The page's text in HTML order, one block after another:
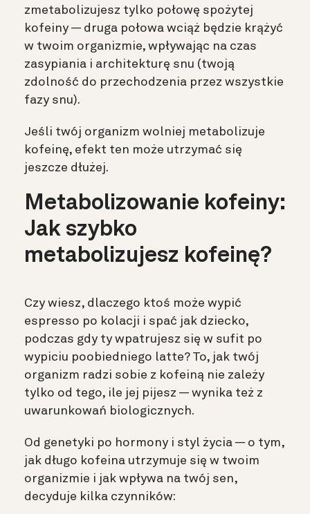
zmetabolizujesz tylko połowę spożytej
kofeiny — druga połowa wciąż będzie krążyć
w twoim organizmie, wpływając na czas
zasypiania i architekturę snu (twoją
zdolność do przechodzenia przez wszystkie
fazy snu).
Jeśli twój organizm wolniej metabolizuje
kofeinę, efekt ten może utrzymać się
jeszcze dłużej.
Metabolizowanie kofeiny:
Jak szybko
metabolizujesz kofeinę?
Czy wiesz, dlaczego ktoś może wypić
espresso po kolacji i spać jak dziecko,
podczas gdy ty wpatrujesz się w sufit po
wypiciu poobiedniego latte? To, jak twój
organizm radzi sobie z kofeiną nie zależy
tylko od tego, ile jej pijesz — wynika też z
uwarunkowań biologicznych.
Od genetyki po hormony i styl życia — o tym,
jak długo kofeina utrzymuje się w twoim
organizmie i jak wpływa na twój sen,
decyduje kilka czynników: